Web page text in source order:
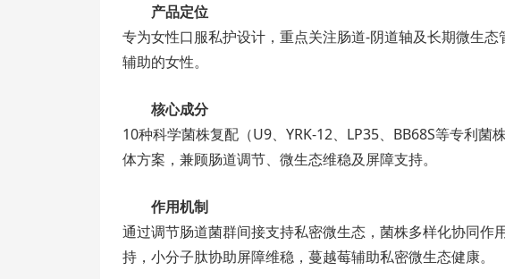
产品定位
专为女性口服私护设计，重点关注肠道-阴道轴及长期微生
辅助的女性。
核心成分
10种科学菌株复配（U9、YRK-12、LP35、BB68S等专利
体方案，兼顾肠道调节、微生态维稳及屏障支持。
作用机制
通过调节肠道菌群间接支持私密微生态，菌株多样化协同作
持，小分子肽协助屏障维稳，蔓越莓辅助私密微生态健康。